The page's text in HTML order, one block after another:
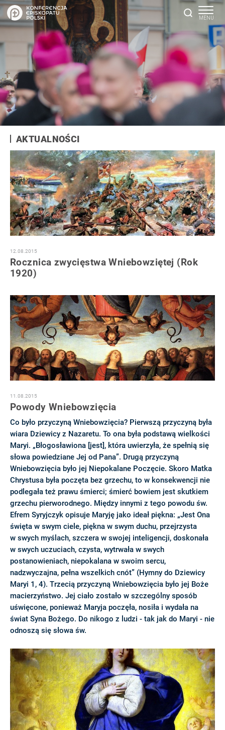
AKTUALNOŚCI
12.08.2015
Rocznica zwycięstwa Wniebowziętej (Rok
1920)
11.08.2015
Powody Wniebowzięcia
Co było przyczyną Wniebowzięcia? Pierwszą przyczyną była
wiara Dziewicy z Nazaretu. To ona była podstawą wielkości
Maryi. „Błogosławiona [jest], która uwierzyła, że spełnią się
słowa powiedziane Jej od Pana”. Drugą przyczyną
Wniebowzięcia było jej Niepokalane Poczęcie. Skoro Matka
Chrystusa była poczęta bez grzechu, to w konsekwencji nie
podlegała też prawu śmierci; śmierć bowiem jest skutkiem
grzechu pierworodnego. Między innymi z tego powodu św.
Efrem Syryjczyk opisuje Maryję jako ideał piękna: „Jest Ona
święta w swym ciele, piękna w swym duchu, przejrzysta
w swych myślach, szczera w swojej inteligencji, doskonała
w swych uczuciach, czysta, wytrwała w swych
postanowieniach, niepokalana w swoim sercu,
nadzwyczajna, pełna wszelkich cnót” (Hymny do Dziewicy
Maryi 1, 4). Trzecią przyczyną Wniebowzięcia było jej Boże
macierzyństwo. Jej ciało zostało w szczególny sposób
uświęcone, ponieważ Maryja poczęła, nosiła i wydała na
świat Syna Bożego. Do nikogo z ludzi - tak jak do Maryi - nie
odnoszą się słowa św.